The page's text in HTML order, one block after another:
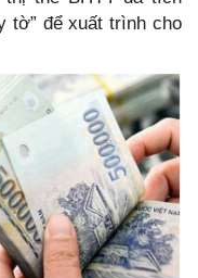
tờ” để xuất trình cho